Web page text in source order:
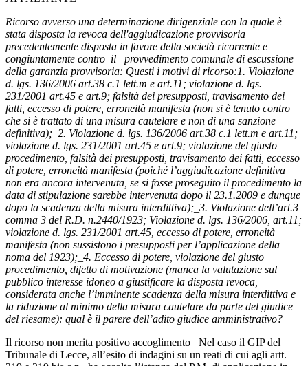
Ricorso avverso una determinazione dirigenziale con la quale è
stata disposta la revoca dell'aggiudicazione provvisoria
precedentemente disposta in favore della società ricorrente e
congiuntamente contro il provvedimento comunale di escussione
della garanzia provvisoria: Questi i motivi di ricorso:1. Violazione
d. lgs. 136/2006 art.38 c.1 lett.m e art.11; violazione d. lgs.
231/2001 art.45 e art.9; falsità dei presupposti, travisamento dei
fatti, eccesso di potere, erroneità manifesta (non si è tenuto contro
che si è trattato di una misura cautelare e non di una sanzione
definitiva);_2. Violazione d. lgs. 136/2006 art.38 c.1 lett.m e art.11;
violazione d. lgs. 231/2001 art.45 e art.9; violazione del giusto
procedimento, falsità dei presupposti, travisamento dei fatti, eccesso
di potere, erroneità manifesta (poiché l’aggiudicazione definitiva
non era ancora intervenuta, se si fosse proseguito il procedimento la
data di stipulazione sarebbe intervenuta dopo il 23.1.2009 e dunque
dopo la scadenza della misura interdittiva);_3. Violazione dell’art.3
comma 3 del R.D. n.2440/1923; Violazione d. lgs. 136/2006, art.11;
violazione d. lgs. 231/2001 art.45, eccesso di potere, erroneità
manifesta (non sussistono i presupposti per l’applicazione della
noma del 1923);_4. Eccesso di potere, violazione del giusto
procedimento, difetto di motivazione (manca la valutazione sul
pubblico interesse idoneo a giustificare la disposta revoca,
considerata anche l’imminente scadenza della misura interdittiva e
la riduzione al minimo della misura cautelare da parte del giudice
del riesame): qual è il parere dell’adito giudice amministrativo?
Il ricorso non merita positivo accoglimento_ Nel caso il GIP del
Tribunale di Lecce, all’esito di indagini su un reati di cui agli artt.